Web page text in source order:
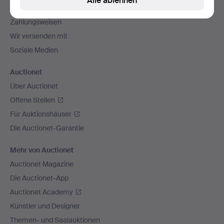
Zahlungsweisen
Wir versenden mit
Soziale Medien
Auctionet
Über Auctionet
Offene Stellen
Für Auktionshäuser
Die Auctionet-Garantie
Mehr von Auctionet
Auctionet Magazine
Die Auctionet-App
Auctionet Academy
Künstler und Designer
Themen- und Saalauktionen